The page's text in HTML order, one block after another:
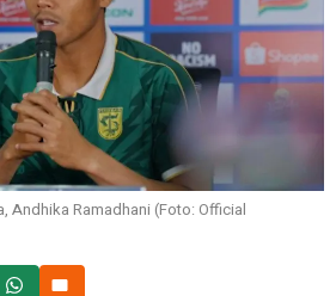
Andhika Ramadhani (Foto: Official